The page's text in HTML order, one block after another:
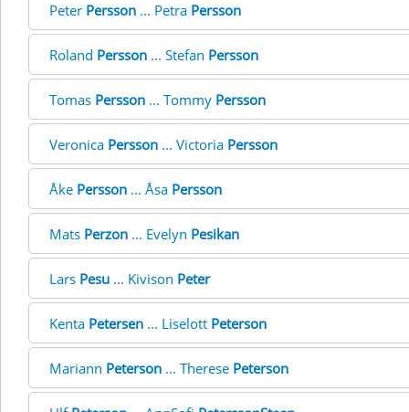
Peter Persson ... Petra Persson
Roland Persson ... Stefan Persson
Tomas Persson ... Tommy Persson
Veronica Persson ... Victoria Persson
Åke Persson ... Åsa Persson
Mats Perzon ... Evelyn Pesikan
Lars Pesu ... Kivison Peter
Kenta Petersen ... Liselott Peterson
Mariann Peterson ... Therese Peterson